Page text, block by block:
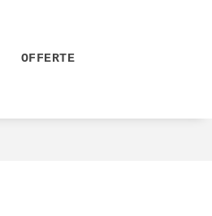
OFFERTE